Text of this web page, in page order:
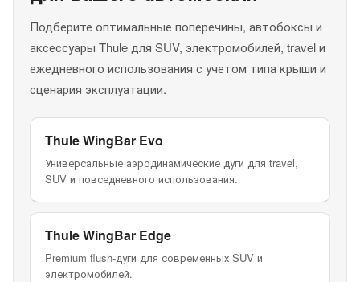
Подберите оптимальные поперечины, автобоксы и
аксессуары Thule для SUV, электромобилей, travel и
ежедневного использования с учетом типа крыши и
сценария эксплуатации.
Thule WingBar Evo
Универсальные аэродинамические дуги для travel,
SUV и повседневного использования.
Thule WingBar Edge
Premium flush-дуги для современных SUV и
электромобилей.